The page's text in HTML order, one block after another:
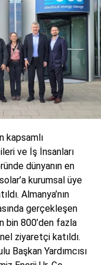
enerji
yayınlar üreten
anlayışıyla, dijital ve
konuşmak
yalnızca
konuşan, sadece
kurulduğu,
üreten bir
etkinlik;
geliştirme süreçlerini
yapı sundu.
mesajlar
gerçekleştiren
Başkanı Seyit
mücadele ve
stratejik bir rol
yılında dünya
kapasitesinin
enerji
kapsamlı
ve İş İnsanları
dünyanın en
kurumsal üye
Almanya’nın
gerçekleşen
bin 800’den fazla
ziyaretçi katıldı.
Başkan Yardımcısı